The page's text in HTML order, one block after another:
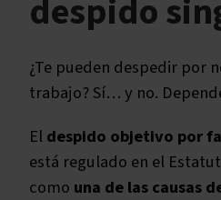
despido
¿Te pueden despedir por
trabajo? Sí… y no.
Eldespido objetivo por
está regulado en el
como una de las causas
Despido objetivo por
Cómo calcular la
objetivo en España